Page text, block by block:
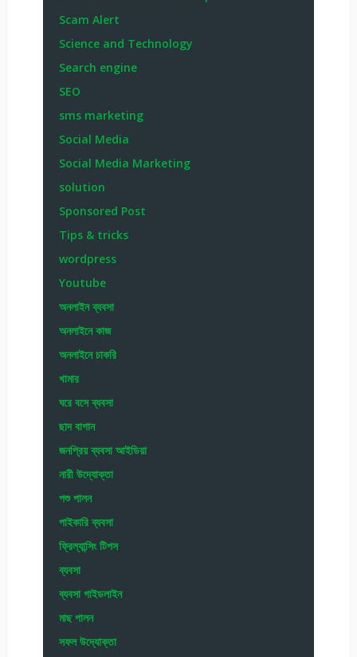
Scam Alert
Science and Technology
Search engine
SEO
sms marketing
Social Media
Social Media Marketing
solution
Sponsored Post
Tips & tricks
wordpress
Youtube
অনলাইন ব্যবসা
অনলাইনে কাজ
অনলাইনে চাকরি
খামার
ঘরে বসে ব্যবসা
ছাদ বাগান
জনপ্রিয় ব্যবসা আইডিয়া
নারী উদ্যোক্তা
পশু পালন
পাইকারি ব্যবসা
ফ্রিল্যান্সিং টিপস
ব্যবসা
ব্যবসা গাইডলাইন
মাছ পালন
সফল উদ্যোক্তা